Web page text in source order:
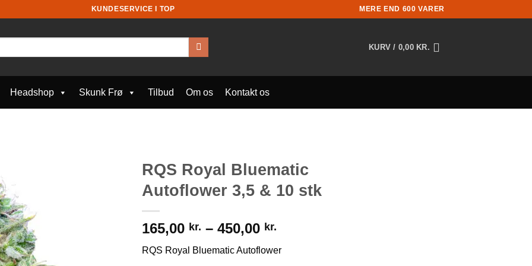
KUNDESERVICE I TOP MERE END 600 VARER
KURV / 0,00 KR.
Headshop Skunk Frø Tilbud Om os Kontakt os
RQS Royal Bluematic
Autoflower 3,5 & 10 stk
165,00 kr. – 450,00 kr.
RQS Royal Bluematic Autoflower